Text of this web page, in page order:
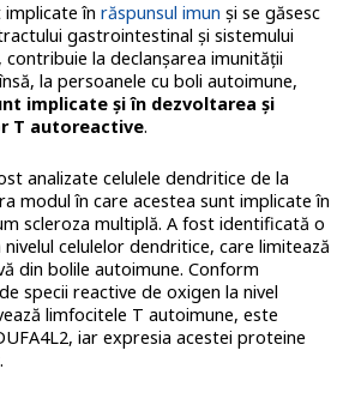
implicate în răspunsul imun și se găsesc
gastrointestinal și sistemului
la declanșarea imunității
la persoanele cu boli autoimune,
implicate și în dezvoltarea și
T autoreactive.
analizate celulele dendritice de la
modul în care acestea sunt implicate în
scleroza multiplă. A fost identificată o
celulelor dendritice, care limitează
din bolile autoimune. Conform
specii reactive de oxigen la nivel
limfocitele T autoimune, este
iar expresia acestei proteine